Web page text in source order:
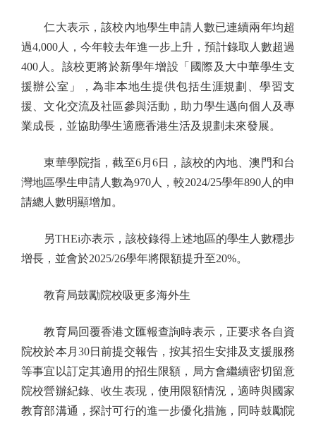
仁大表示，該校內地學生申請人數已連續兩年均超
過4,000人，今年較去年進一步上升，預計錄取人數超過
400人。該校更將於新學年增設「國際及大中華學生支
援辦公室」，為非本地生提供包括生涯規劃、學習支
援、文化交流及社區參與活動，助力學生邁向個人及專
業成長，並協助學生適應香港生活及規劃未來發展。
東華學院指，截至6月6日，該校的內地、澳門和台
灣地區學生申請人數為970人，較2024/25學年890人的申
請總人數明顯增加。
另THEi亦表示，該校錄得上述地區的學生人數穩步
增長，並會於2025/26學年將限額提升至20%。
教育局鼓勵院校吸更多海外生
教育局回覆香港文匯報查詢時表示，正要求各自資
院校於本月30日前提交報告，按其招生安排及支援服務
等事宜以訂定其適用的招生限額，局方會繼續密切留意
院校營辦紀錄、收生表現，使用限額情況，適時與國家
教育部溝通，探討可行的進一步優化措施，同時鼓勵院